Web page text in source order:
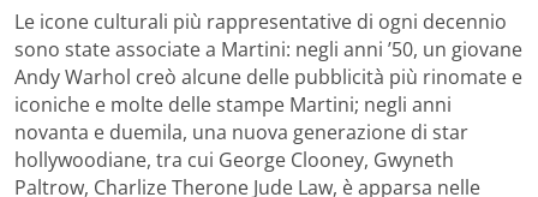
Le icone culturali più rappresentative di ogni decennio
sono state associate a Martini: negli anni ’50, un giovane
Andy Warhol creò alcune delle pubblicità più rinomate e
iconiche e molte delle stampe Martini; negli anni
novanta e duemila, una nuova generazione di star
hollywoodiane, tra cui George Clooney, Gwyneth
Paltrow, Charlize Therone Jude Law, è apparsa nelle